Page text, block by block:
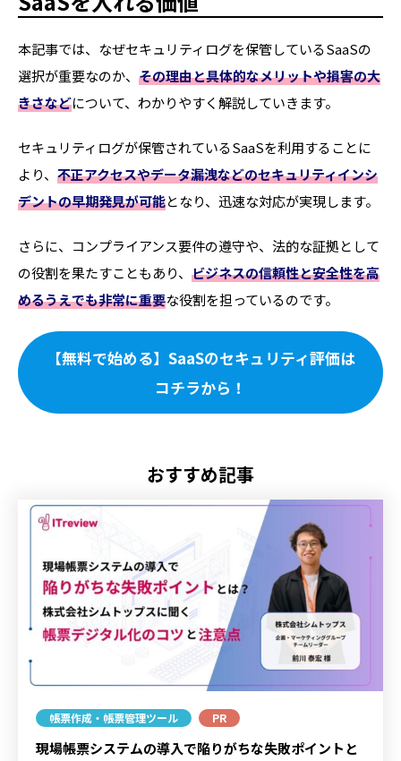
本記事では、なぜセキュリティログを保管しているSaaSの
選択が重要なのか、 その理由と具体的なメリットや損害の大
きさなどについて、わかりやすく解説していきます。
セキュリティログが保管されているSaaSを利用することに
より、 不正アクセスやデータ漏洩などのセキュリティインシ
デントの早期発見が可能となり、迅速な対応が実現します。
さらに、コンプライアンス要件の遵守や、法的な証拠として
の役割を果たすこともあり、 ビジネスの信頼性と安全性を高
めるうえでも非常に重要な役割を担っているのです。
【無料で始める】SaaSのセキュリティ評価は
コチラから！
おすすめ記事
帳票作成・帳票管理ツール PR
現場帳票システムの導入で陥りがちな失敗ポイントと